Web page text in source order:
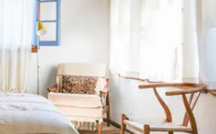
de pijltjestoetsen omhoog en omlaag,